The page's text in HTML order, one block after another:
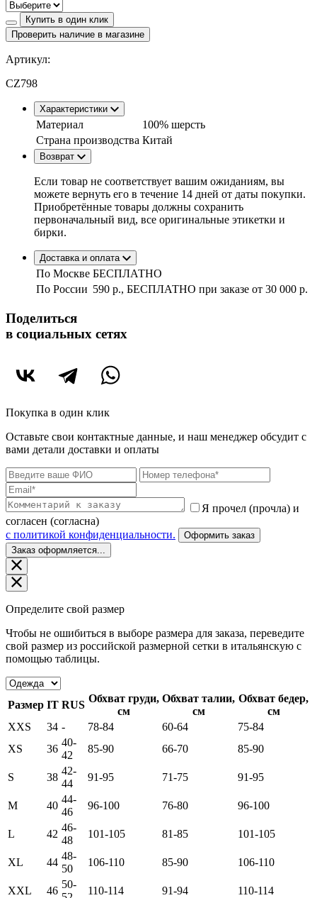
Купить в один клик
Проверить наличие в магазине
Артикул:
CZ798
Характеристики
Материал
100% шерсть
Страна производства Китай
Возврат
Если товар не соответствует вашим ожиданиям, вы
можете вернуть его в течение 14 дней от даты покупки.
Приобретённые товары должны сохранить
первоначальный вид, все оригинальные этикетки и
бирки.
Доставка и оплата
По Москве БЕСПЛАТНО
По России 590 р., БЕСПЛАТНО при заказе от 30 000 р.
Поделиться
в социальных сетях
Покупка в один клик
Оставьте свои контактные данные, и наш менеджер обсудит с
вами детали доставки и оплаты
Я прочел (прочла) и
согласен (согласна)
c политикой конфиденциальности.
Оформить заказ
Заказ оформляется...
Определите свой размер
Чтобы не ошибиться в выборе размера для заказа, переведите
свой размер из российской размерной сетки в итальянскую с
помощью таблицы.
Размер IT RUS
Обхват груди,
см
Обхват талии,
см
Обхват бедер,
см
XXS
34 - 78-84 60-64
75-84
XS
36
40-
42
85-90 66-70 85-90
S 38
42-
44
91-95 71-75 91-95
M 40
44-
46
96-100 76-80 96-100
L 42
46-
48
101-105 81-85 101-105
XL 44
48-
50
106-110 85-90 106-110
XXL 46
50-
110-114 91-94 110-114